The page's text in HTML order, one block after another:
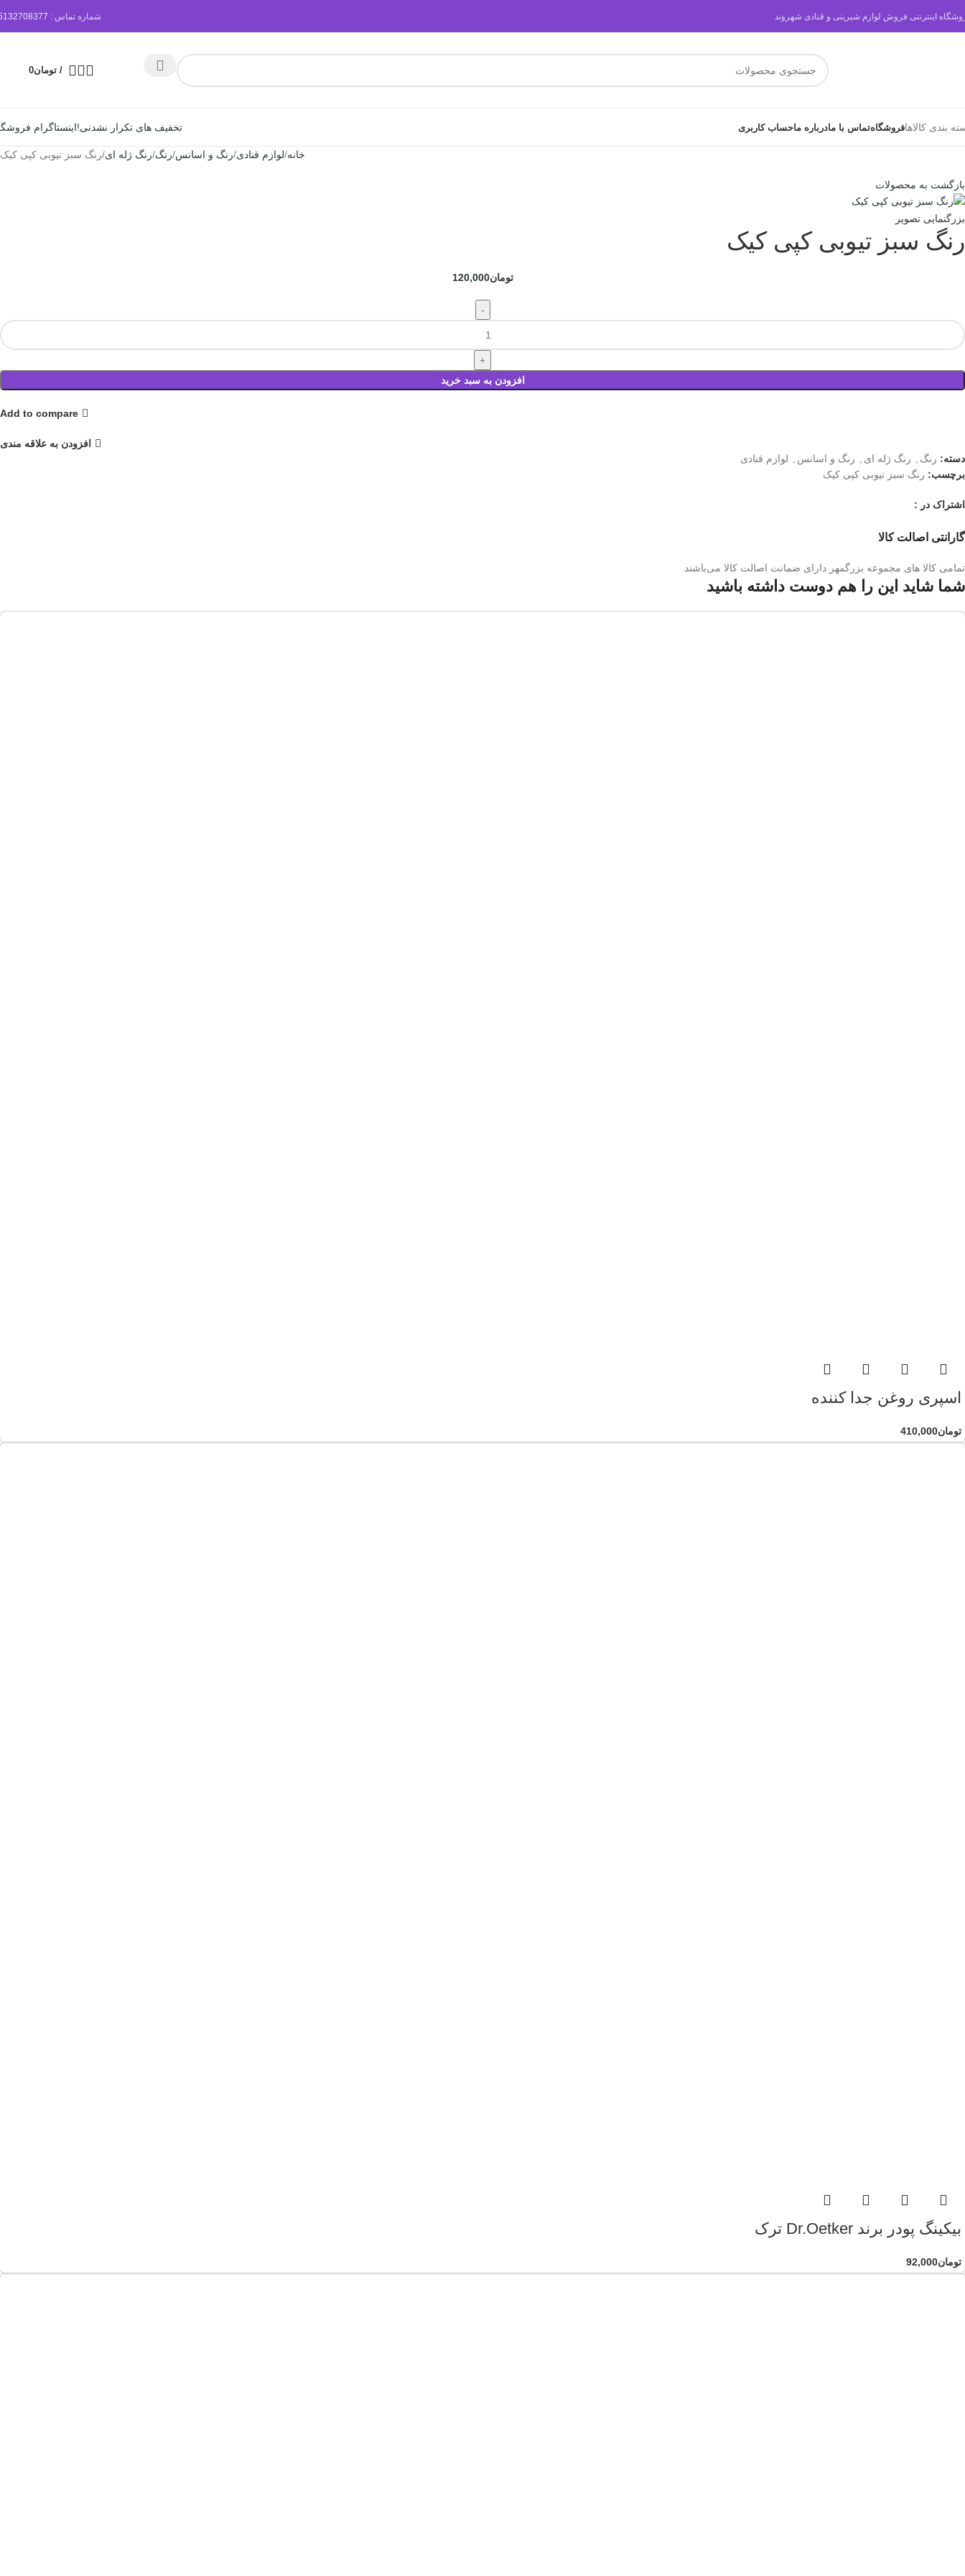
اینترنتی فروش لوازم شیرینی و قنادی شهروند شماره تماس :
/ تومان0
بندی کالاهافروشگاهتماس با مادرباره ماحساب کاربری تخفیف های تکرار نشدنی!اینستاگرام
خانه لوازم قنادی رنگ و اسانس رنگ رنگ ژله ای رنگ سبز تیوبی کپی کیک
بازگشت به محصولات
بزرگنمایی تصویر
رنگ سبز تیوبی کپی کیک
تومان120,000
افزودن به سبد خرید
Add to compare
افزودن به علاقه مندی
دسته: رنگ رنگ ژله ای رنگ و اسانس
لوازم قنادی
برچسب: رنگ سبز تیوبی کپی کیک
اشتراک در :
گارانتی اصالت کالا
تمامی کالا های مجموعه بزرگمهر دارای ضمانت اصالت کالا می‌باشند
شما شاید این را هم دوست داشته باشید
اسپری روغن جدا کننده
تومان410,000
بیکینگ پودر برند Dr.Oetker ترک
تومان92,000